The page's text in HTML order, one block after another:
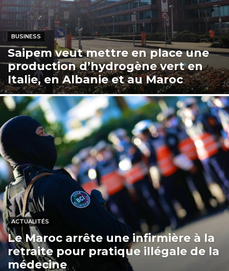
BUSINESS
Saipem veut mettre en place une
production d’hydrogène vert en
Italie, en Albanie et au Maroc
ACTUALITÉS
Le Maroc arrête une infirmière à la
retraite pour pratique illégale de la
médecine